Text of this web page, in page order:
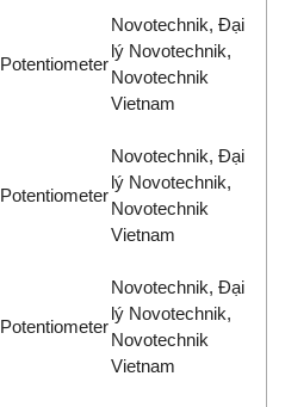
Potentiometer
Novotechnik, Đại
lý Novotechnik,
Novotechnik
Vietnam
Potentiometer
Novotechnik, Đại
lý Novotechnik,
Novotechnik
Vietnam
Potentiometer
Novotechnik, Đại
lý Novotechnik,
Novotechnik
Vietnam